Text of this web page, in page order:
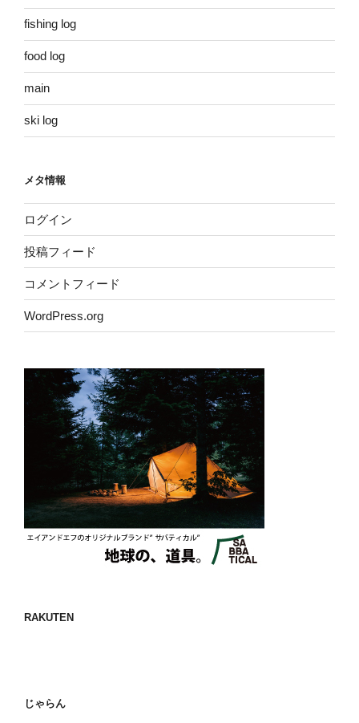
fishing log
food log
main
ski log
メタ情報
ログイン
投稿フィード
コメントフィード
WordPress.org
RAKUTEN